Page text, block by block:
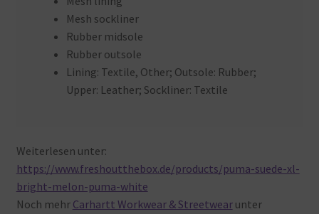
Mesh sockliner
Rubber midsole
Rubber outsole
Lining: Textile, Other; Outsole: Rubber;
Upper: Leather; Sockliner: Textile
Weiterlesen unter:
https://www.freshoutthebox.de/products/puma-suede-xl-
bright-melon-puma-white
Noch mehr Carhartt Workwear & Streetwearunter